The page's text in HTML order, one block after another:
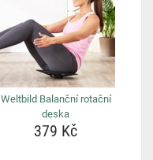
Weltbild Balanční rotační
deska
379 Kč